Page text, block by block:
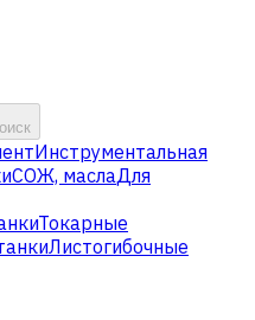
Инструментальная
СОЖ, маслаДля
Токарные
Листогибочные